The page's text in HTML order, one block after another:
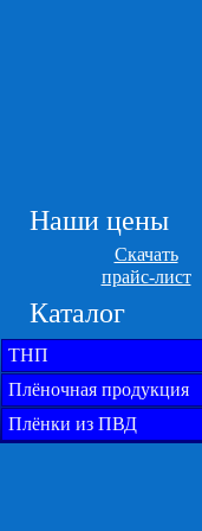
Скачать
прайс-лист
ТНП
Плёночная продукция
Плёнки из ПВД
Наши цены
Каталог